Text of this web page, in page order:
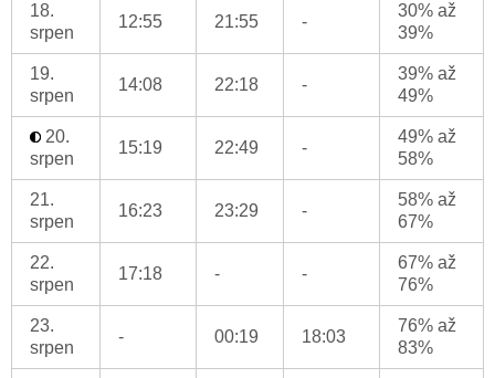
18.
srpen
12:55 21:55 -
30% až
39%
19.
srpen
14:08 22:18 -
39% až
49%
20.
srpen
15:19 22:49 -
49% až
58%
21.
srpen
16:23 23:29 -
58% až
67%
22.
srpen
17:18 - -
67% až
76%
23.
srpen
- 00:19 18:03
76% až
83%